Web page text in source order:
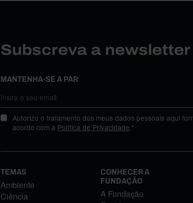
Subscreva a
MANTENHA-SE A PAR
Autorizo o tratamento dos meus dados pessoais aqui
acordo com a Política de Privacidade.*
TEMAS
Ambiente
Ciência
CONHECER A
FUNDAÇÃO
A Fundação